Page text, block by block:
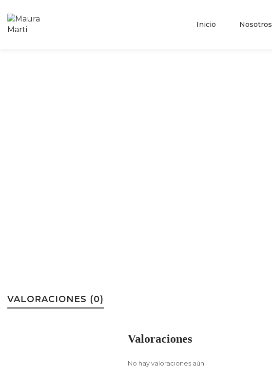
Inicio Nosotros
VALORACIONES (0)
Valoraciones
No hay valoraciones aún.